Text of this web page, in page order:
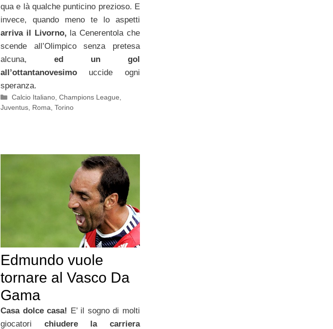
qua e là qualche punticino prezioso. E
invece, quando meno te lo aspetti
arriva il Livorno, la Cenerentola che
scende all’Olimpico senza pretesa
alcuna, ed un gol
all’ottantanovesimouccide ogni
speranza.
Categorie
Calcio Italiano,Champions League,
Juventus, Roma, Torino
Edmundo vuole
tornare al Vasco Da
Gama
Casa dolce casa!
E’ il sogno di molti
giocatori chiudere la carriera